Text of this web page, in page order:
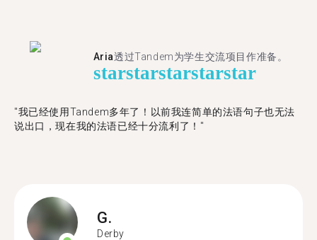
Aria透过Tandem为学生交流项目作准备。
starstarstarstarstar
"​​我已经使用Tandem多年了！以前我连简单的法语句子也无法
说出口，现在我的法语已经十分流利了！"
G.
Derby